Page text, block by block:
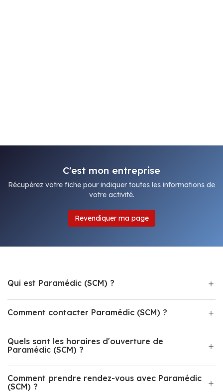
C'est mon entreprise
Récupérez votre fiche pour indiquer toutes les informations de
votre activité.
Revendiquer ma page
Qui est Paramédic (SCM) ?
Comment contacter Paramédic (SCM) ?
Quels sont les horaires d'ouverture de
Paramédic (SCM) ?
Comment prendre rendez-vous avec Paramédic
(SCM) ?